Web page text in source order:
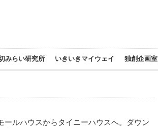
みらい研究所 いきいきマイウェイ 独創企画室
ールハウスからタイニーハウスへ。ダウン